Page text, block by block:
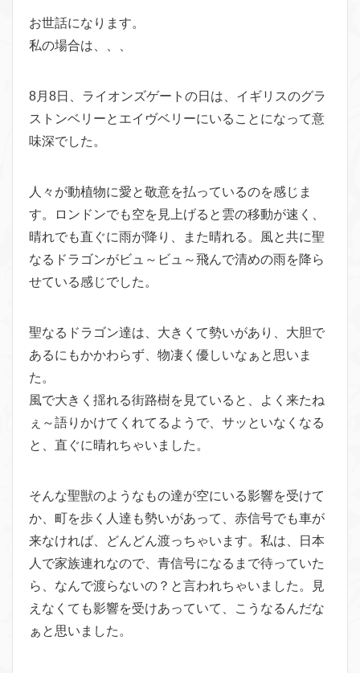
お世話になります。
私の場合は、、、
8月8日、ライオンズゲートの日は、イギリスのグラ
ストンベリーとエイヴベリーにいることになって意
味深でした。
人々が動植物に愛と敬意を払っているのを感じま
す。ロンドンでも空を見上げると雲の移動が速く、
晴れでも直ぐに雨が降り、また晴れる。風と共に聖
なるドラゴンがビュ～ビュ～飛んで清めの雨を降ら
せている感じでした。
聖なるドラゴン達は、大きくて勢いがあり、大胆で
あるにもかかわらず、物凄く優しいなぁと思いま
た。
風で大きく揺れる街路樹を見ていると、よく来たね
ぇ～語りかけてくれてるようで、サッといなくなる
と、直ぐに晴れちゃいました。
そんな聖獣のようなもの達が空にいる影響を受けて
か、町を歩く人達も勢いがあって、赤信号でも車が
来なければ、どんどん渡っちゃいます。私は、日本
人で家族連れなので、青信号になるまで待っていた
ら、なんで渡らないの？と言われちゃいました。見
えなくても影響を受けあっていて、こうなるんだな
ぁと思いました。